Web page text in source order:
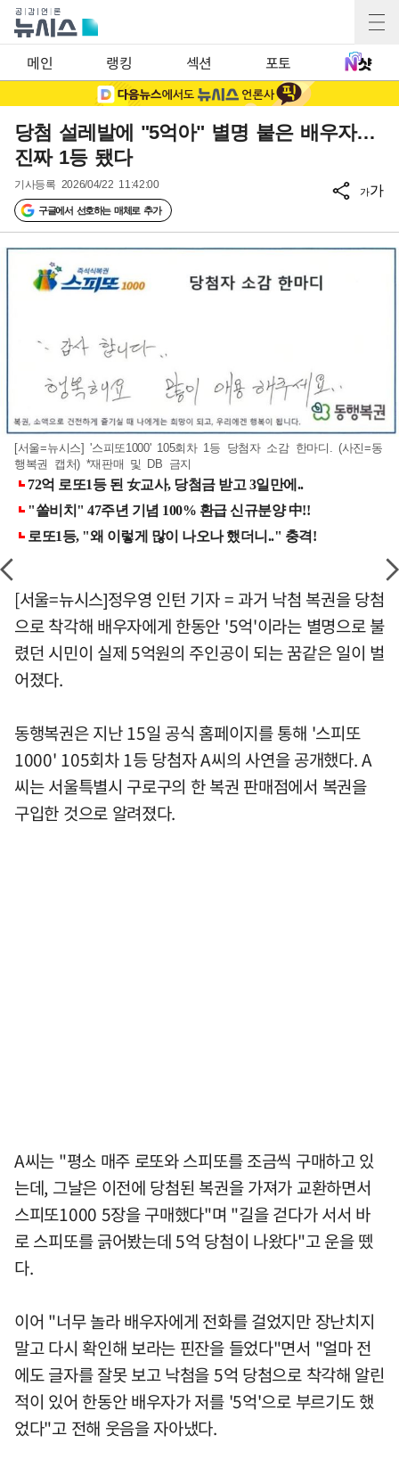
메인 랭킹 섹션 포토
당첨 설레발에 "5억아" 별명 붙은 배우자…
진짜 1등 됐다
기사등록 2026/04/22 11:42:00
구글에서 선호하는 매체로 추가
가가
[서울=뉴시스] '스피또1000' 105회차 1등 당첨자 소감 한마디. (사진=동
행복권 캡처) *재판매 및 DB 금지
[서울=뉴시스]정우영 인턴 기자 = 과거 낙첨 복권을 당첨
으로 착각해 배우자에게 한동안 '5억'이라는 별명으로 불
렸던 시민이 실제 5억원의 주인공이 되는 꿈같은 일이 벌
어졌다.
동행복권은 지난 15일 공식 홈페이지를 통해 '스피또
1000' 105회차 1등 당첨자 A씨의 사연을 공개했다. A
씨는 서울특별시 구로구의 한 복권 판매점에서 복권을
구입한 것으로 알려졌다.
A씨는 "평소 매주 로또와 스피또를 조금씩 구매하고 있
는데, 그날은 이전에 당첨된 복권을 가져가 교환하면서
스피또1000 5장을 구매했다"며 "길을 걷다가 서서 바
로 스피또를 긁어봤는데 5억 당첨이 나왔다"고 운을 뗐
다.
이어 "너무 놀라 배우자에게 전화를 걸었지만 장난치지
말고 다시 확인해 보라는 핀잔을 들었다"면서 "얼마 전
에도 글자를 잘못 보고 낙첨을 5억 당첨으로 착각해 알린
적이 있어 한동안 배우자가 저를 '5억'으로 부르기도 했
었다"고 전해 웃음을 자아냈다.